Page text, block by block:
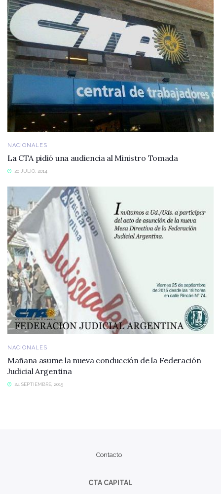
NACIONALES
La CTA pidió una audiencia al Ministro Tomada
20 JULIO, 2014
NACIONALES
Mañana asume la nueva conducción de la Federación
Judicial Argentina
24 SEPTIEMBRE, 2015
Contacto
CTA CAPITAL